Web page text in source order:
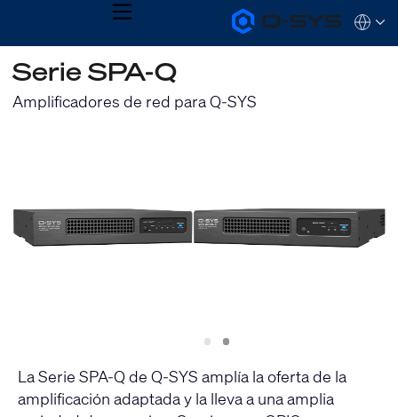
Q-
SYS
MENU
QSYS.com (English)
India (English)
Deutsch
Español
Serie SPA-Q
Amplificadores de red para Q-SYS
Slide
1 Slide
2
La Serie SPA-Q de Q-SYS amplía la oferta de la
amplificación adaptada y la lleva a una amplia